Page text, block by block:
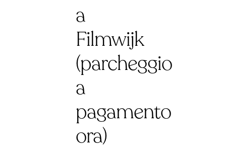
a
Filmwijk
(parcheggio
a
pagamento
ora)